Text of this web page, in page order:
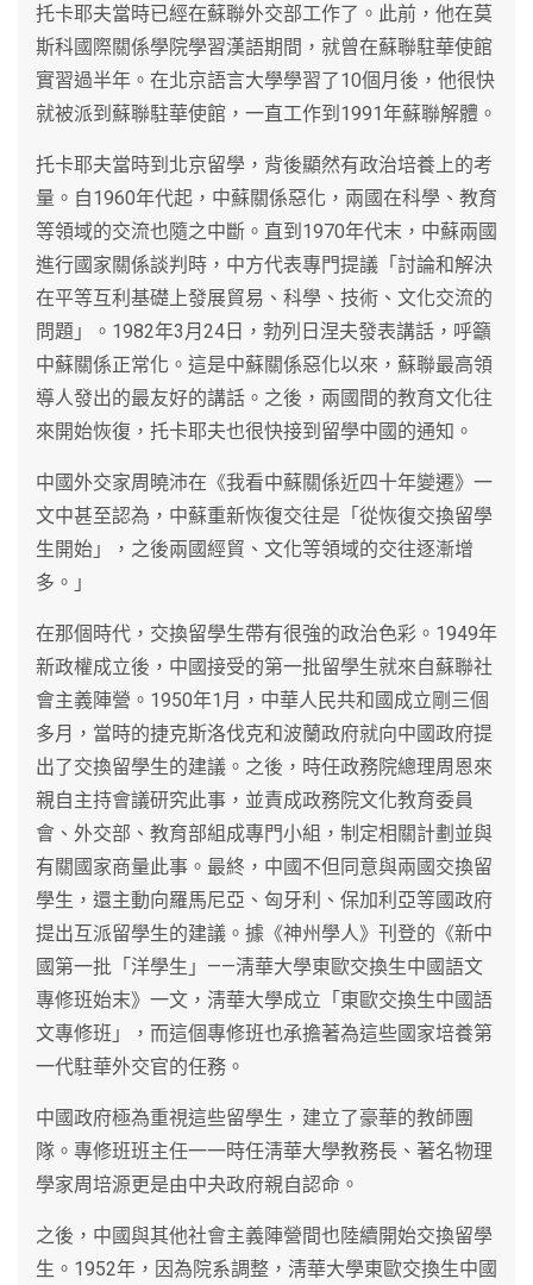
托卡耶夫當時已經在蘇聯外交部工作了。此前，他在莫
斯科國際關係學院學習漢語期間，就曾在蘇聯駐華使館
實習過半年。在北京語言大學學習了10個月後，他很快
就被派到蘇聯駐華使館，一直工作到1991年蘇聯解體。
托卡耶夫當時到北京留學，背後顯然有政治培養上的考
量。自1960年代起，中蘇關係惡化，兩國在科學、教育
等領域的交流也隨之中斷。直到1970年代末，中蘇兩國
進行國家關係談判時，中方代表專門提議「討論和解決
在平等互利基礎上發展貿易、科學、技術、文化交流的
問題」。1982年3月24日，勃列日涅夫發表講話，呼籲
中蘇關係正常化。這是中蘇關係惡化以來，蘇聯最高領
導人發出的最友好的講話。之後，兩國間的教育文化往
來開始恢復，托卡耶夫也很快接到留學中國的通知。
中國外交家周曉沛在《我看中蘇關係近四十年變遷》一
文中甚至認為，中蘇重新恢復交往是「從恢復交換留學
生開始」，之後兩國經貿、文化等領域的交往逐漸增
多。」
在那個時代，交換留學生帶有很強的政治色彩。1949年
新政權成立後，中國接受的第一批留學生就來自蘇聯社
會主義陣營。1950年1月，中華人民共和國成立剛三個
多月，當時的捷克斯洛伐克和波蘭政府就向中國政府提
出了交換留學生的建議。之後，時任政務院總理周恩來
親自主持會議研究此事，並責成政務院文化教育委員
會、外交部、教育部組成專門小組，制定相關計劃並與
有關國家商量此事。最終，中國不但同意與兩國交換留
學生，還主動向羅馬尼亞、匈牙利、保加利亞等國政府
提出互派留學生的建議。據《神州學人》刊登的《新中
國第一批「洋學生」——淸華大學東歐交換生中國語文
專修班始末》一文，淸華大學成立「東歐交換生中國語
文專修班」，而這個專修班也承擔著為這些國家培養第
一代駐華外交官的任務。
中國政府極為重視這些留學生，建立了豪華的教師團
隊。專修班班主任一一時任淸華大學教務長、著名物理
學家周培源更是由中夬政府親自認命。
之後，中國與其他社會主義陣營間也陸續開始交換留學
生。1952年，因為院系調整，淸華大學東歐交換生中國